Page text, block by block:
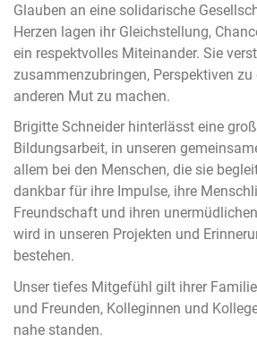
Glauben an eine solidarische
Herzen lagen ihr Gleichstellung,
ein respektvolles Miteinander. Sie
zusammenzubringen, Perspektiven
anderen Mut zu machen.
Brigitte Schneider hinterlässt eine
Bildungsarbeit, in unseren
allem bei den Menschen, die sie
dankbar für ihre Impulse, ihre
Freundschaft und ihren
wird in unseren Projekten und
bestehen.
Unser tiefes Mitgefühl gilt ihrer
und Freunden, Kolleginnen und
nahe standen.